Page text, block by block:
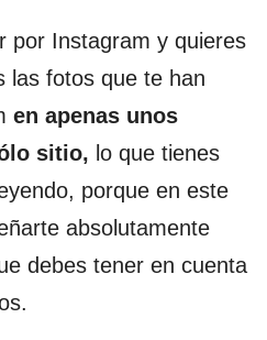
por Instagram y quieres
las fotos que te han
en apenas unos
sitio, lo que tienes
porque en este
absolutamente
debes tener en cuenta